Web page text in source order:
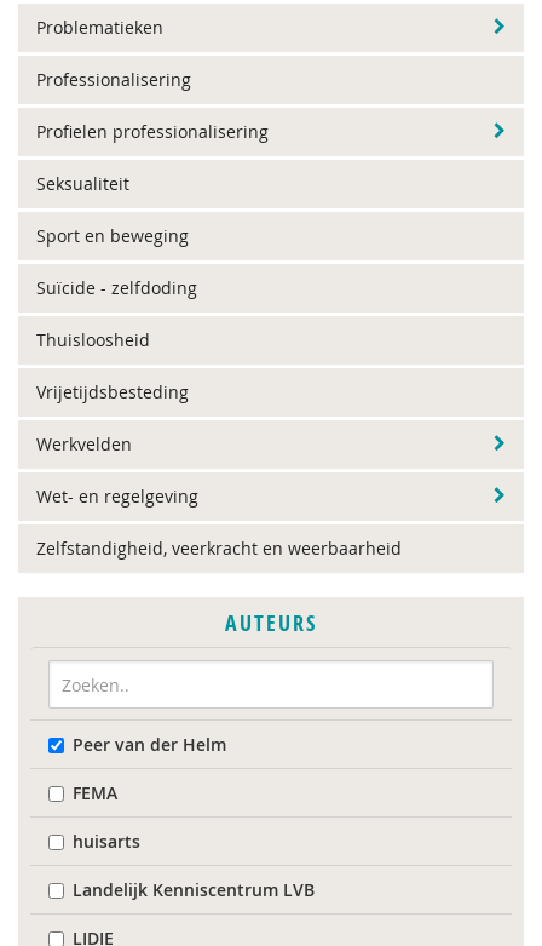
Problematieken
Professionalisering
Profielen professionalisering
Seksualiteit
Sport en beweging
Suïcide - zelfdoding
Thuisloosheid
Vrijetijdsbesteding
Werkvelden
Wet- en regelgeving
Zelfstandigheid, veerkracht en weerbaarheid
AUTEURS
Peer van der Helm
FEMA
huisarts
Landelijk Kenniscentrum LVB
LIDIE